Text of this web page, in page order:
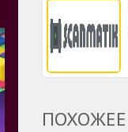
ПОХОЖЕЕ